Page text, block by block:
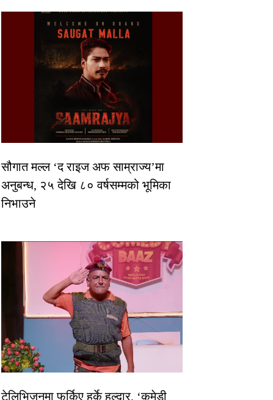
सौगात मल्ल ‘द राइज अफ साम्राज्य’मा
अनुबन्ध, २५ देखि ८० वर्षसम्मको भूमिका
निभाउने
टेलिभिजनमा फर्किए हर्के हल्दार, ‘कमेडी